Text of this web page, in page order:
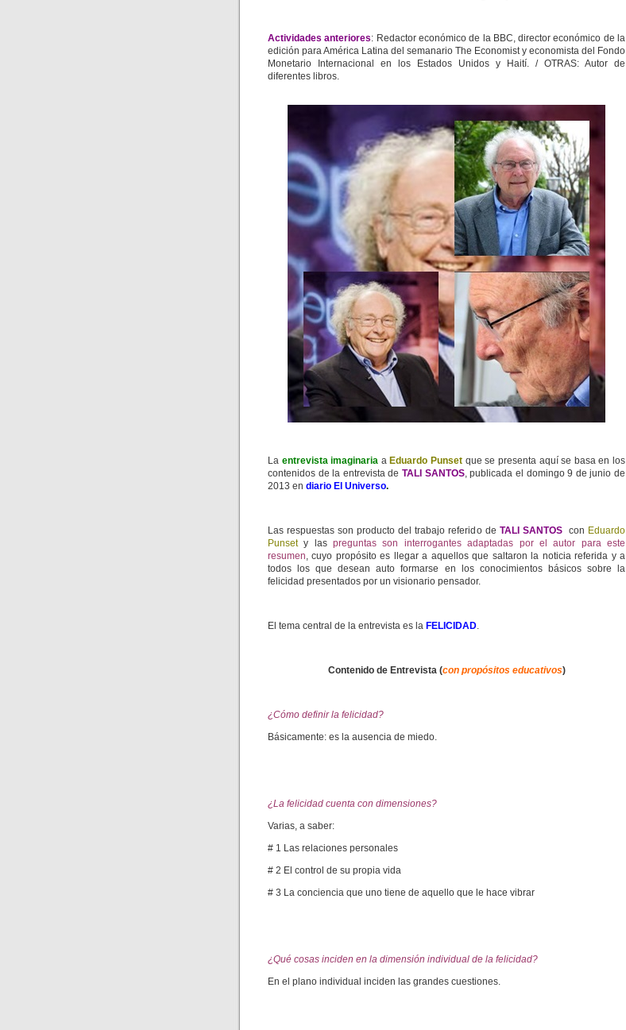
Actividades anteriores: Redactor económico de la BBC, director económico de la
edición para América Latina del semanario The Economist y economista del Fondo
Monetario Internacional en los Estados Unidos y Haití. / OTRAS: Autor de
diferentes libros.
La entrevista imaginaria a Eduardo Punset que se presenta aquí se basa en los
contenidos de la entrevista de TALI SANTOS, publicada el domingo 9 de junio de
2013 en diario El Universo.
Las respuestas son producto del trabajo referido de TALI SANTOScon Eduardo
Punsety laspreguntas son interrogantes adaptadas por el autor para este
resumen, cuyo propósito es llegar a aquellos que saltaron la noticia referida y a
todos los que desean auto formarse en los conocimientos básicos sobre la
felicidad presentados por un visionario pensador.
El tema central de la entrevista es la FELICIDAD.
Contenido de Entrevista (con propósitos educativos)
¿Cómo definir la felicidad?
Básicamente: es la ausencia de miedo.
¿La felicidad cuenta con dimensiones?
Varias, a saber:
# 1 Las relaciones personales
# 2 El control de su propia vida
# 3 La conciencia que uno tiene de aquello que le hace vibrar
¿Qué cosas inciden en la dimensión individual de la felicidad?
En el plano individual inciden las grandes cuestiones.